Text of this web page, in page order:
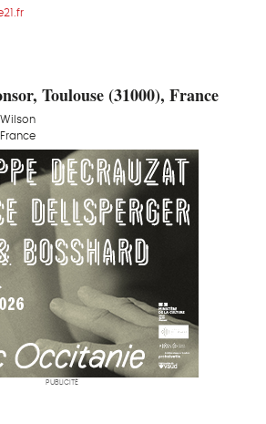
Toulouse (31000), France
PUBLICITÉ